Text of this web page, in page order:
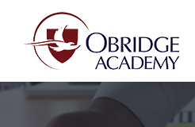
首页